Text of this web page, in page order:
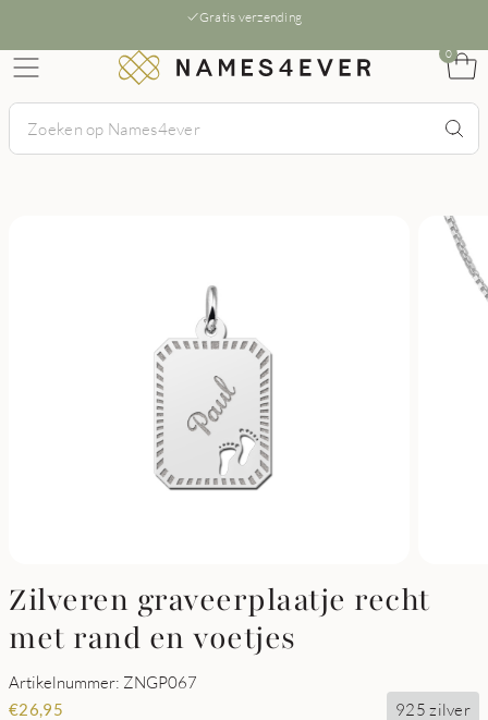
Gratis verzending
0
Zilveren graveerplaatje recht
met rand en voetjes
Artikelnummer: ZNGP067
€26,95 925 zilver